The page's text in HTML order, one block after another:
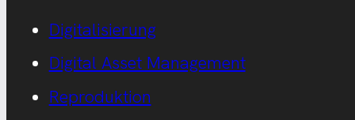
Digitalisierung
Digital Asset Management
Reproduktion